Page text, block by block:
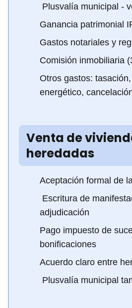
Plusvalía municipal -
Ganancia patrimonial
Gastos notariales y
Comisión inmobiliaria
Otros gastos:
energético,
Venta de
heredadas
Aceptación formal de
Escritura de
adjudicación
Pago impuesto de
bonificaciones
Acuerdo claro entre
Plusvalía municipal